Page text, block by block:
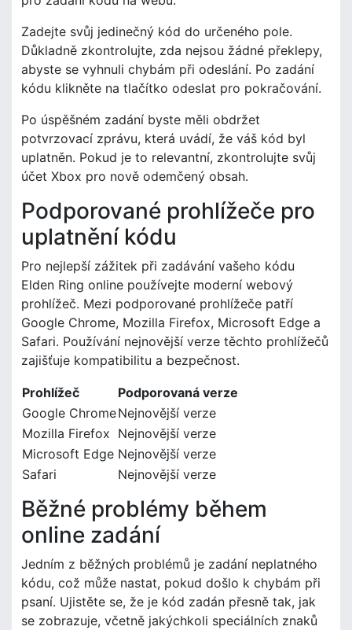
Zadejte svůj jedinečný kód do určeného pole.
Důkladně zkontrolujte, zda nejsou žádné překlepy,
abyste se vyhnuli chybám při odeslání. Po zadání
kódu klikněte na tlačítko odeslat pro pokračování.
Po úspěšném zadání byste měli obdržet
potvrzovací zprávu, která uvádí, že váš kód byl
uplatněn. Pokud je to relevantní, zkontrolujte svůj
účet Xbox pro nově odemčený obsah.
Podporované prohlížeče pro
uplatnění kódu
Pro nejlepší zážitek při zadávání vašeho kódu
Elden Ring online používejte moderní webový
prohlížeč. Mezi podporované prohlížeče patří
Google Chrome, Mozilla Firefox, Microsoft Edge a
Safari. Používání nejnovější verze těchto prohlížečů
zajišťuje kompatibilitu a bezpečnost.
Prohlížeč
Podporovaná verze
Google ChromeNejnovější verze
Mozilla Firefox Nejnovější verze
Microsoft Edge Nejnovější verze
Safari
Nejnovější verze
Běžné problémy během
online zadání
Jedním z běžných problémů je zadání neplatného
kódu, což může nastat, pokud došlo k chybám při
psaní. Ujistěte se, že je kód zadán přesně tak, jak
se zobrazuje, včetně jakýchkoli speciálních znaků